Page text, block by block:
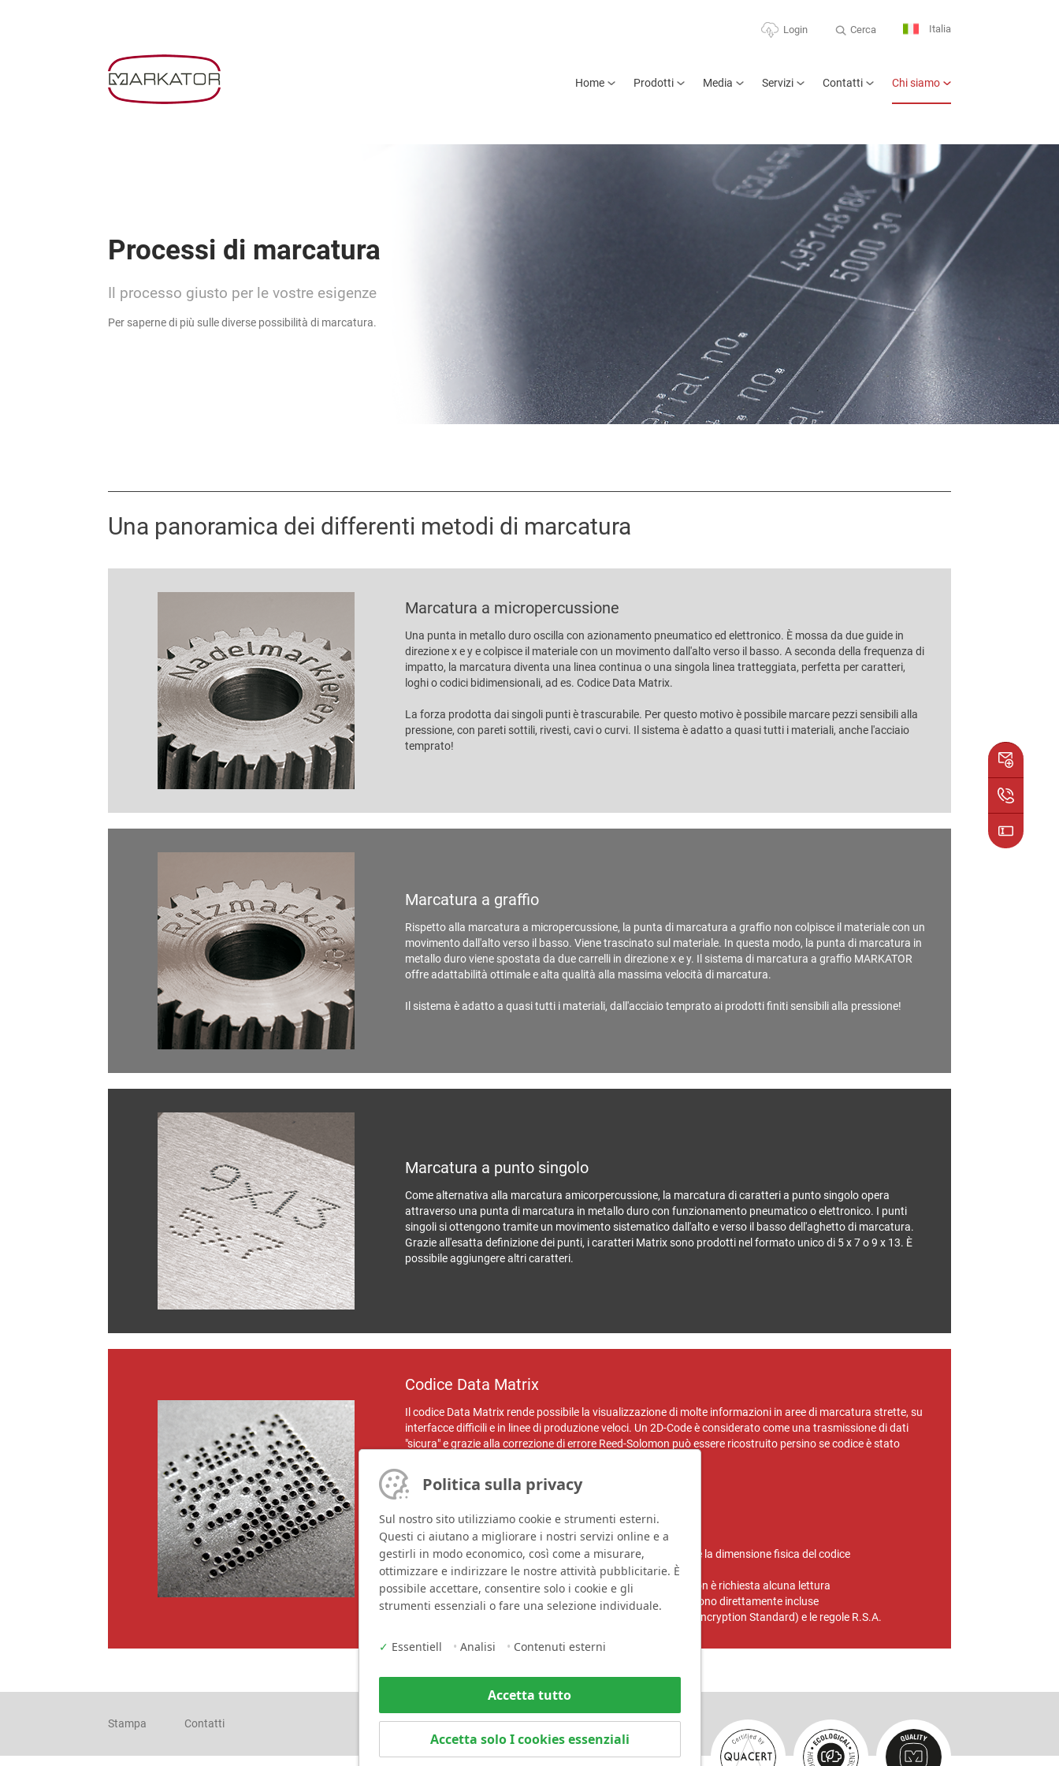
Login Cerca Italia
Home Prodotti Media Servizi Contatti Chi siamo
Processi di marcatura
Il processo giusto per le vostre esigenze
Per saperne di più sulle diverse possibilità di marcatura.
Una panoramica dei differenti metodi di marcatura
Marcatura a micropercussione
Una punta in metallo duro oscilla con azionamento pneumatico ed elettronico. È mossa da due guide in
direzione x e y e colpisce il materiale con un movimento dall'alto verso il basso. A seconda della frequenza di
impatto, la marcatura diventa una linea continua o una singola linea tratteggiata, perfetta per caratteri,
loghi o codici bidimensionali, ad es. Codice Data Matrix.
La forza prodotta dai singoli punti è trascurabile. Per questo motivo è possibile marcare pezzi sensibili alla
pressione, con pareti sottili, rivesti, cavi o curvi. Il sistema è adatto a quasi tutti i materiali, anche l'acciaio
temprato!
Marcatura a graffio
Rispetto alla marcatura a micropercussione, la punta di marcatura a graffio non colpisce il materiale con un
movimento dall'alto verso il basso. Viene trascinato sul materiale. In questa modo, la punta di marcatura in
metallo duro viene spostata da due carrelli in direzione x e y. Il sistema di marcatura a graffio MARKATOR
offre adattabilità ottimale e alta qualità alla massima velocità di marcatura.
Il sistema è adatto a quasi tutti i materiali, dall'acciaio temprato ai prodotti finiti sensibili alla pressione!
Marcatura a punto singolo
Come alternativa alla marcatura amicorpercussione, la marcatura di caratteri a punto singolo opera
attraverso una punta di marcatura in metallo duro con funzionamento pneumatico o elettronico. I punti
singoli si ottengono tramite un movimento sistematico dall'alto e verso il basso dell'aghetto di marcatura.
Grazie all'esatta definizione dei punti, i caratteri Matrix sono prodotti nel formato unico di 5 x 7 o 9 x 13. È
possibile aggiungere altri caratteri.
Codice Data Matrix
Il codice Data Matrix rende possibile la visualizzazione di molte informazioni in aree di marcatura strette, su
interfacce difficili e in linee di produzione veloci. Un 2D-Code è considerato come una trasmissione di dati
"sicura" e grazie alla correzione di errore Reed-Solomon può essere ricostruito persino se codice è stato
Vantaggi del codice Data Matrix:
Capacità di memoria da 1 a 2300 caratteri
Leggibile con basso contrasto
Riduzione e aumento del contenuto di dati senza cambiare la dimensione fisica del codice
Leggibile con ogni angolo di visualizzazione
Registrazione di oggetti in rapido movimento, in quanto non è richiesta alcuna lettura
Nessuna tabella di conversione richiesta, le informazioni sono direttamente incluse
Il codice Data Matrix è codificabile secondo il D.E.S (Data Encryption Standard) e le regole R.S.A.
Stampa Contatti
Politica sulla privacy
Sul nostro sito utilizziamo cookie e strumenti esterni.
Questi ci aiutano a migliorare i nostri servizi online e a
gestirli in modo economico, così come a misurare,
ottimizzare e indirizzare le nostre attività pubblicitarie. È
possibile accettare, consentire solo i cookie e gli
strumenti essenziali o fare una selezione individuale.
✓ Essentiell • Analisi • Contenuti esterni
Accetta tutto
Accetta solo I cookies essenziali